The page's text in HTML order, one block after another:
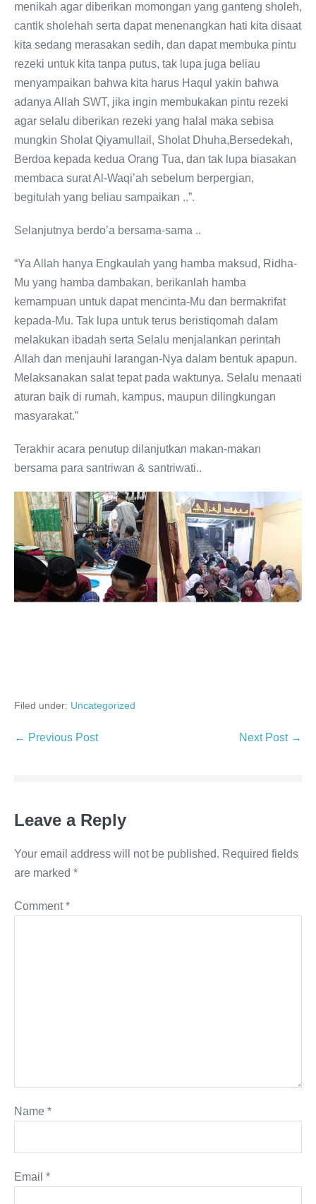
menikah agar diberikan momongan yang ganteng sholeh,
cantik sholehah serta dapat menenangkan hati kita disaat
kita sedang merasakan sedih, dan dapat membuka pintu
rezeki untuk kita tanpa putus, tak lupa juga beliau
menyampaikan bahwa kita harus Haqul yakin bahwa
adanya Allah SWT, jika ingin membukakan pintu rezeki
agar selalu diberikan rezeki yang halal maka sebisa
mungkin Sholat Qiyamullail, Sholat Dhuha,Bersedekah,
Berdoa kepada kedua Orang Tua, dan tak lupa biasakan
membaca surat Al-Waqi’ah sebelum berpergian,
begitulah yang beliau sampaikan ..”.
Selanjutnya berdo’a bersama-sama ..
“Ya Allah hanya Engkaulah yang hamba maksud, Ridha-
Mu yang hamba dambakan, berikanlah hamba
kemampuan untuk dapat mencinta-Mu dan bermakrifat
kepada-Mu. Tak lupa untuk terus beristiqomah dalam
melakukan ibadah serta Selalu menjalankan perintah
Allah dan menjauhi larangan-Nya dalam bentuk apapun.
Melaksanakan salat tepat pada waktunya. Selalu menaati
aturan baik di rumah, kampus, maupun dilingkungan
masyarakat.”
Terakhir acara penutup dilanjutkan makan-makan
bersama para santriwan & santriwati..
Filed under: Uncategorized
Post
← Previous Post Next Post →
Leave a Reply
Your email address will not be published. Required fields
are marked *
Comment*
Name *
Email *